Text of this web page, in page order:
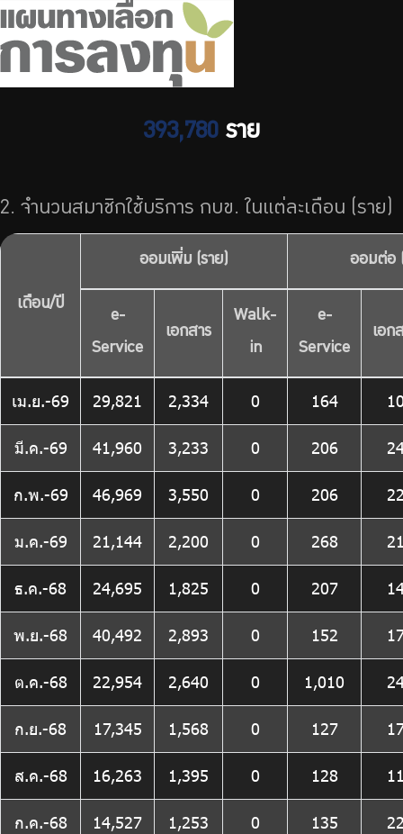
393,780 ราย
2. จำนวนสมาชิกใช้บริการ กบข. ในแต่ละเดือน (ราย)
เดือน/ปี
ออมเพิ่ม (ราย) ออมต่อ
e-
Service
เอกสาร
Walk-
in
e-
Service
เอก
เม.ย.-69 29,821 2,334 0 164
มี.ค.-69 41,960 3,233 0 206
ก.พ.-69 46,969 3,550 0 206
ม.ค.-69 21,144 2,200 0 268
ธ.ค.-68 24,695 1,825 0 207
พ.ย.-68 40,492 2,893 0 152
ต.ค.-68 22,954 2,640 0 1,010
ก.ย.-68 17,345 1,568 0 127
ส.ค.-68 16,263 1,395 0 128
ก.ค.-68 14,527 1,253 0 135